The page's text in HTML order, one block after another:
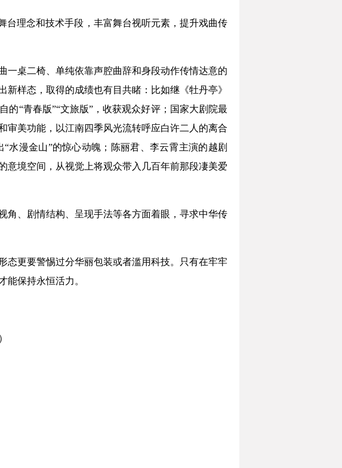
台理念和技术手段，丰富舞台视听元素，提升戏曲传
一桌二椅、单纯依靠声腔曲辞和身段动作传情达意的
样态，取得的成绩也有目共睹：比如继《牡丹亭》
“青春版”“文旅版”，收获观众好评；国家大剧院最
审美功能，以江南四季风光流转呼应白许二人的离合
水漫金山”的惊心动魄；陈丽君、李云霄主演的越剧
意境空间，从视觉上将观众带入几百年前那段凄美爱
角、剧情结构、呈现手法等各方面着眼，寻求中华传
态更要警惕过分华丽包装或者滥用科技。只有在牢牢
能保持永恒活力。